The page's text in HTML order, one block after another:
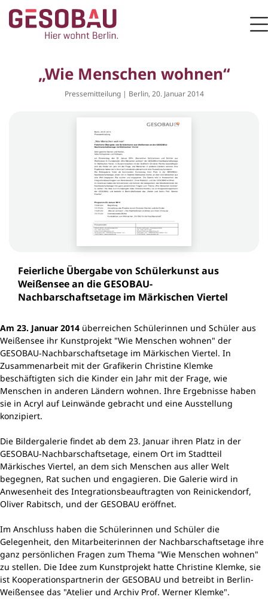
ZUM HAUPTINHALT SPRINGEN
Zur Startseite
„Wie Menschen wohnen“
Pressemitteilung | Berlin, 20. Januar 2014
Feierliche Übergabe von Schülerkunst aus
Weißensee an die GESOBAU-
Nachbarschaftsetage im Märkischen Viertel
Am 23. Januar 2014 überreichen Schülerinnen und Schüler aus
Weißensee ihr Kunstprojekt "Wie Menschen wohnen" der
GESOBAU-Nachbarschaftsetage im Märkischen Viertel. In
Zusammenarbeit mit der Grafikerin Christine Klemke
beschäftigten sich die Kinder ein Jahr mit der Frage, wie
Menschen in anderen Ländern wohnen. Ihre Ergebnisse haben
sie in Acryl auf Leinwände gebracht und eine Ausstellung
konzipiert.
Die Bildergalerie findet ab dem 23. Januar ihren Platz in der
GESOBAU-Nachbarschaftsetage, einem Ort im Stadtteil
Märkisches Viertel, an dem sich Menschen aus aller Welt
begegnen, Rat suchen und engagieren. Die Galerie wird in
Anwesenheit des Integrationsbeauftragten von Reinickendorf,
Oliver Rabitsch, und der GESOBAU eröffnet.
Im Anschluss haben die Schülerinnen und Schüler die
Gelegenheit, den Mitarbeiterinnen der Nachbarschaftsetage ihre
ganz persönlichen Fragen zum Thema "Wie Menschen wohnen"
zu stellen. Die Idee zum Kunstprojekt hatte Christine Klemke, sie
ist Kooperationspartnerin der GESOBAU und betreibt in Berlin-
Weißensee das "Atelier und Archiv Prof. Werner Klemke".